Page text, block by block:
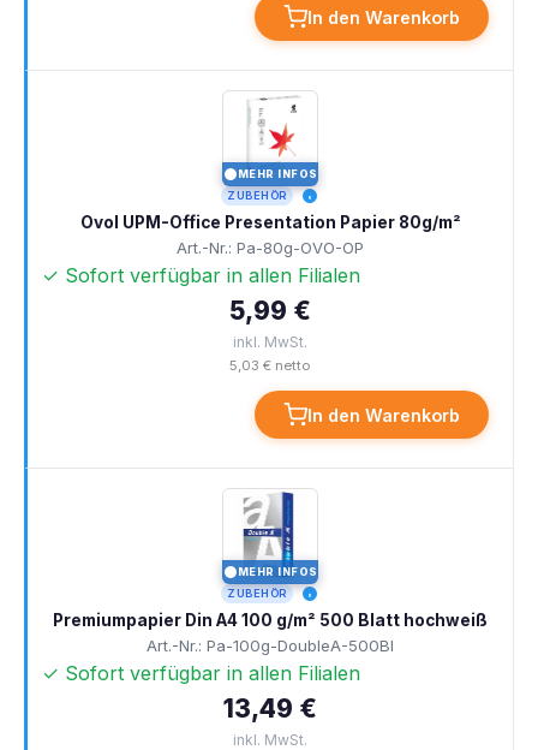
In den Warenkorb
MEHR INFOS
ZUBEHÖR
Ovol UPM-Office Presentation Papier 80g/m²
Art.-Nr.: Pa-80g-OVO-OP
✓ Sofort verfügbar in allen Filialen
5,99 €
inkl. MwSt.
5,03 € netto
In den Warenkorb
MEHR INFOS
ZUBEHÖR
Premiumpapier Din A4 100 g/m² 500 Blatt hochweiß
Art.-Nr.: Pa-100g-DoubleA-500Bl
✓ Sofort verfügbar in allen Filialen
13,49 €
inkl. MwSt.